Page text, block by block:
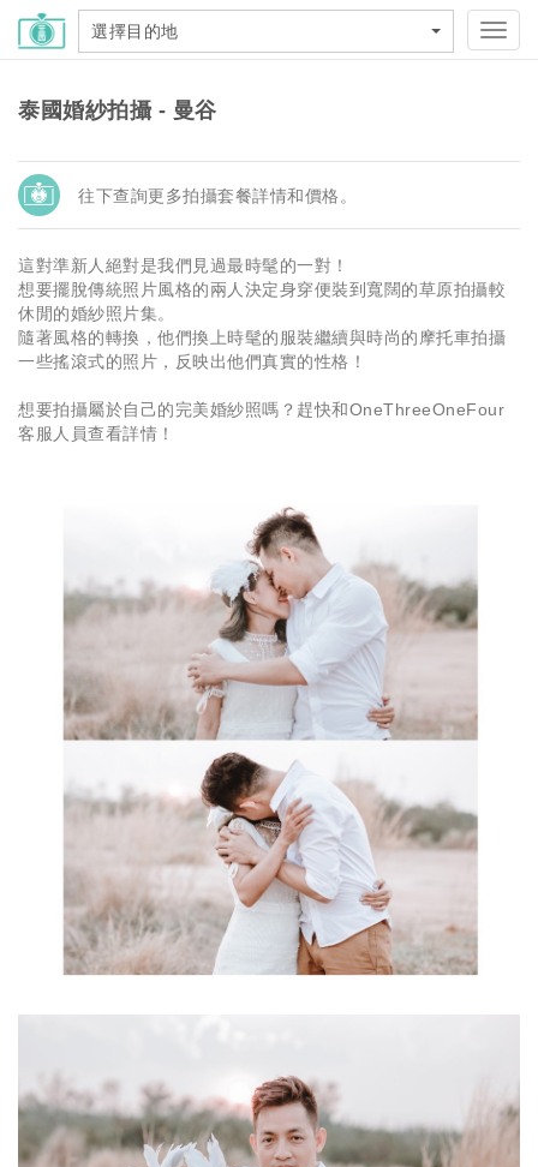
選擇目的地
泰國婚紗拍攝 - 曼谷
往下查詢更多拍攝套餐詳情和價格。
這對準新人絕對是我們見過最時髦的一對！
想要擺脫傳統照片風格的兩人決定身穿便裝到寬闊的草原拍攝較
休閒的婚紗照片集。
隨著風格的轉換，他們換上時髦的服裝繼續與時尚的摩托車拍攝
一些搖滾式的照片，反映出他們真實的性格！
想要拍攝屬於自己的完美婚紗照嗎？趕快和OneThreeOneFour
客服人員查看詳情！